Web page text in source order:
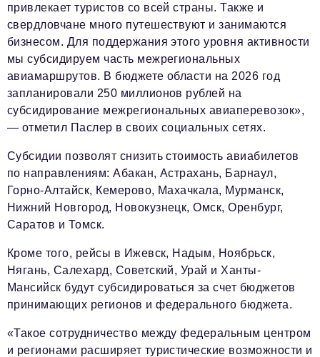
привлекает туристов со всей страны. Также и
свердловчане много путешествуют и занимаются
бизнесом. Для поддержания этого уровня активности
мы субсидируем часть межрегиональных
авиамаршрутов. В бюджете области на 2026 год
запланировали 250 миллионов рублей на
субсидирование межрегиональных авиаперевозок»,
— отметил Паслер в своих социальных сетях.
Субсидии позволят снизить стоимость авиабилетов
по направлениям: Абакан, Астрахань, Барнаул,
Горно-Алтайск, Кемерово, Махачкала, Мурманск,
Нижний Новгород, Новокузнецк, Омск, Оренбург,
Саратов и Томск.
Кроме того, рейсы в Ижевск, Надым, Ноябрьск,
Нягань, Салехард, Советский, Урай и Ханты-
Мансийск будут субсидироваться за счет бюджетов
принимающих регионов и федерального бюджета.
«Такое сотрудничество между федеральным центром
и регионами расширяет туристические возможности и